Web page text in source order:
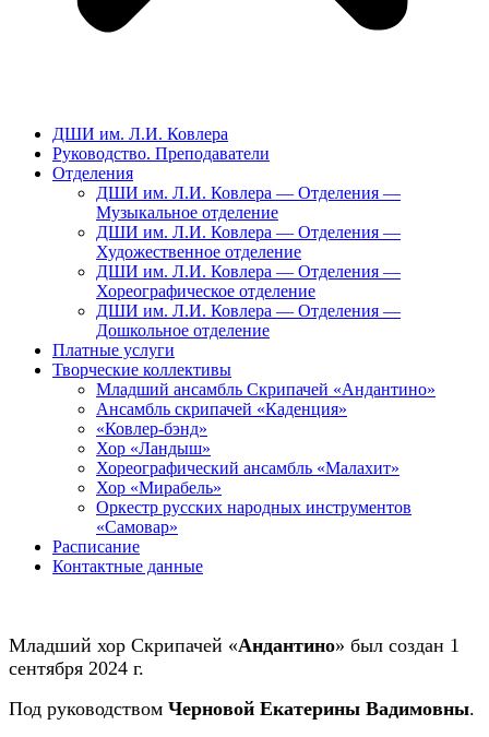
ДШИ им. Л.И. Ковлера
Руководство. Преподаватели
Отделения
ДШИ им. Л.И. Ковлера — Отделения —
Музыкальное отделение
ДШИ им. Л.И. Ковлера — Отделения —
Художественное отделение
ДШИ им. Л.И. Ковлера — Отделения —
Хореографическое отделение
ДШИ им. Л.И. Ковлера — Отделения —
Дошкольное отделение
Платные услуги
Творческие коллективы
Младший ансамбль Скрипачей «Андантино»
Ансамбль скрипачей «Каденция»
«Ковлер-бэнд»
Хор «Ландыш»
Хореографический ансамбль «Малахит»
Хор «Мирабель»
Оркестр русских народных инструментов
«Самовар»
Расписание
Контактные данные
Младший хор Скрипачей «Андантино» был создан 1
сентября 2024 г.
Под руководством Черновой Екатерины Вадимовны.